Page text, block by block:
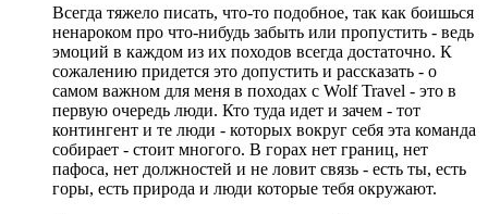
Всегда тяжело писать, что-то подобное, так как боишься
ненароком про что-нибудь забыть или пропустить - ведь
эмоций в каждом из их походов всегда достаточно. К
сожалению придется это допустить и рассказать - о
самом важном для меня в походах с Wolf Travel - это в
первую очередь люди. Кто туда идет и зачем - тот
контингент и те люди - которых вокруг себя эта команда
собирает - стоит многого. В горах нет границ, нет
пафоса, нет должностей и не ловит связь - есть ты, есть
горы, есть природа и люди которые тебя окружают.